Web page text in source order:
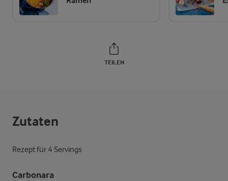
TEILEN
Zutaten
Rezept für 4 Servings
Carbonara